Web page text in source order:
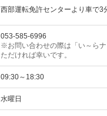
西部運転免許センターより車で3
053-585-6996
※お問い合わせの際は「い～ら
ただければ幸いです。
09:30～18:30
水曜日